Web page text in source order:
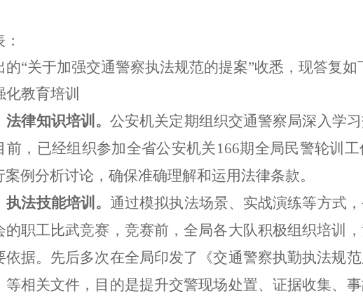
的“关于加强交通警察执法规范的提案”收悉， 现答复如
化教育培训
法律知识培训。公安机关定期组织交通警察局深入学
前，已经组织参加全省公安机关166期全局民警轮训
例分析讨论，确保准确理解和运用法律条款。
执法技能培训。通过模拟执法场景、实战演练等方式
的职工比武竞赛，竞赛前，全局各大队积极组织培训
依据。先后多次在全局印发了《交通警察执勤执法规
等相关文件，目的是提升交警现场处置、证据收集、